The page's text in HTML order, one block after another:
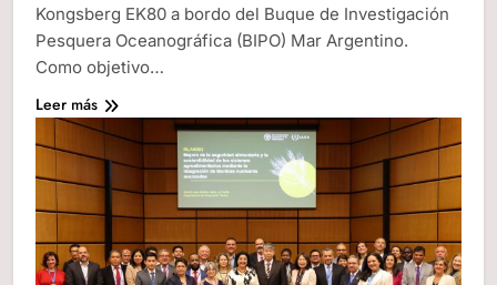
Kongsberg EK80 a bordo del Buque de Investigación
Pesquera Oceanográfica (BIPO) Mar Argentino.
Como objetivo…
Leer más